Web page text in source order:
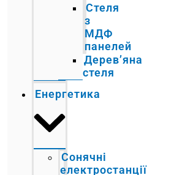
Стеля
з
МДФ
панелей
Дерев’яна
стеля
Енергетика
Сонячні
електростанції